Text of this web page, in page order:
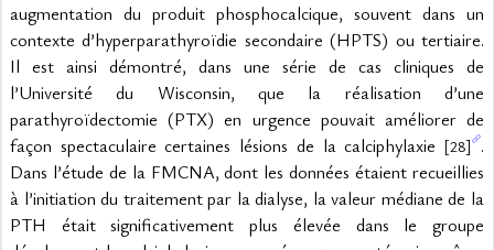
augmentation du produit phosphocalcique, souvent dans un
contexte d’hyperparathyroïdie secondaire (HPTS) ou tertiaire.
Il est ainsi démontré, dans une série de cas cliniques de
l’Université du Wisconsin, que la réalisation d’une
parathyroïdectomie (PTX) en urgence pouvait améliorer de
façon spectaculaire certaines lésions de la calciphylaxie [28] .
Dans l’étude de la FMCNA, dont les données étaient recueillies
à l’initiation du traitement par la dialyse, la valeur médiane de la
PTH était significativement plus élevée dans le groupe